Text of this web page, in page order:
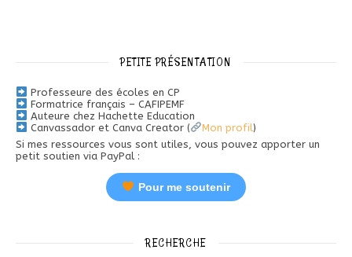
PETITE PRÉSENTATION
Professeure des écoles en CP
Formatrice français – CAFIPEMF
Auteure chez Hachette Education
Canvassador et Canva Creator (
Mon profil)
Si mes ressources vous sont utiles, vous pouvez apporter un
petit soutien via PayPal :
Pour me soutenir
RECHERCHE